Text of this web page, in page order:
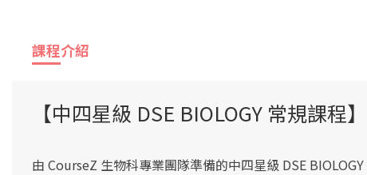
課程介紹
【中四星級 DSE BIOLOGY 常規課程】
由 CourseZ 生物科專業團隊準備的中四星級 DSE